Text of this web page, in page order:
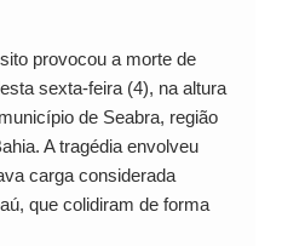
provocou a morte de
sexta-feira (4), na altura
de Seabra, região
A tragédia envolveu
carga considerada
que colidiram de forma